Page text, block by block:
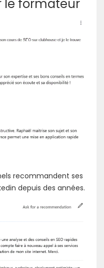
le formateur
recommandent ses
depuis des années.